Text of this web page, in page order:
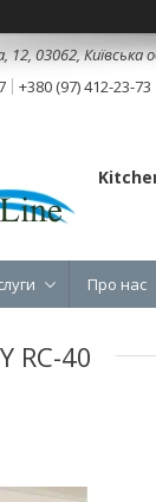
12, 03062, Київська
+380 (97) 412-23-73
Про нас
RC-40